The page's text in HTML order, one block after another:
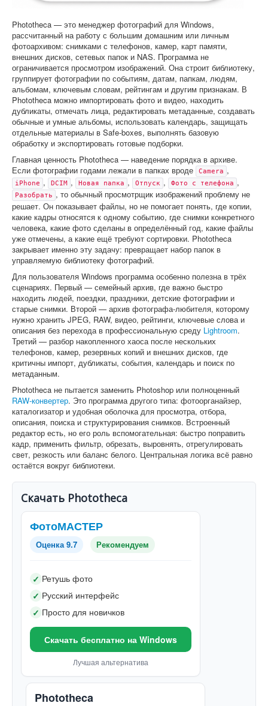
Phototheca — это менеджер фотографий для Windows,
рассчитанный на работу с большим домашним или личным
фотоархивом: снимками с телефонов, камер, карт памяти,
внешних дисков, сетевых папок и NAS. Программа не
ограничивается просмотром изображений. Она строит библиотеку,
группирует фотографии по событиям, датам, папкам, людям,
альбомам, ключевым словам, рейтингам и другим признакам. В
Phototheca можно импортировать фото и видео, находить
дубликаты, отмечать лица, редактировать метаданные, создавать
обычные и умные альбомы, использовать календарь, защищать
отдельные материалы в Safe-boxes, выполнять базовую
обработку и экспортировать готовые подборки.
Главная ценность Phototheca — наведение порядка в архиве.
Если фотографии годами лежали в папках вроде
Camera ,
iPhone , DCIM , Новая папка , Отпуск , Фото с телефона ,
Разобрать , то обычный просмотрщик изображений проблему не
решает. Он показывает файлы, но не помогает понять, где копии,
какие кадры относятся к одному событию, где снимки конкретного
человека, какие фото сделаны в определённый год, какие файлы
уже отмечены, а какие ещё требуют сортировки. Phototheca
закрывает именно эту задачу: превращает набор папок в
управляемую библиотеку фотографий.
Для пользователя Windows программа особенно полезна в трёх
сценариях. Первый — семейный архив, где важно быстро
находить людей, поездки, праздники, детские фотографии и
старые снимки. Второй — архив фотографа-любителя, которому
нужно хранить JPEG, RAW, видео, рейтинги, ключевые слова и
описания без перехода в профессиональную среду Lightroom.
Третий — разбор накопленного хаоса после нескольких
телефонов, камер, резервных копий и внешних дисков, где
критичны импорт, дубликаты, события, календарь и поиск по
метаданным.
Phototheca не пытается заменить Photoshop или полноценный
RAW-конвертер. Это программа другого типа: фотоорганайзер,
каталогизатор и удобная оболочка для просмотра, отбора,
описания, поиска и структурирования снимков. Встроенный
редактор есть, но его роль вспомогательная: быстро поправить
кадр, применить фильтр, обрезать, выровнять, отрегулировать
свет, резкость или баланс белого. Центральная логика всё равно
остаётся вокруг библиотеки.
Скачать Phototheca
ФотоМАСТЕР
Оценка 9.7 Рекомендуем
✓ Ретушь фото
✓ Русский интерфейс
✓ Просто для новичков
Скачать бесплатно на Windows
Лучшая альтернатива
Phototheca